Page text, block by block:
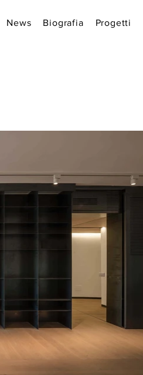
News Biografia Progetti